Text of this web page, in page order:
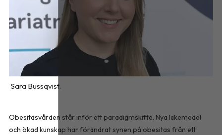
Sara Bussqvist.
Obesitasvården står inför ett paradigmskifte. Nya läkemedel
och ökad kunskap har förändrat synen på obesitas från ett